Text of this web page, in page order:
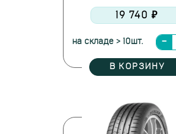
19 740 ₽
на складе > 10шт.
В КОРЗИНУ